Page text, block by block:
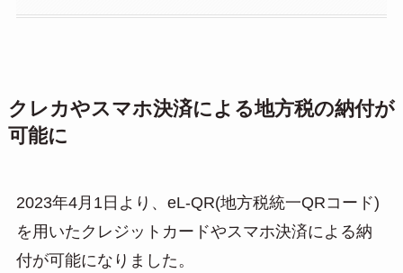
クレカやスマホ決済による地方税の納付が
可能に
2023年4月1日より、eL-QR(地方税統一QRコード)
を用いたクレジットカードやスマホ決済による納
付が可能になりました。